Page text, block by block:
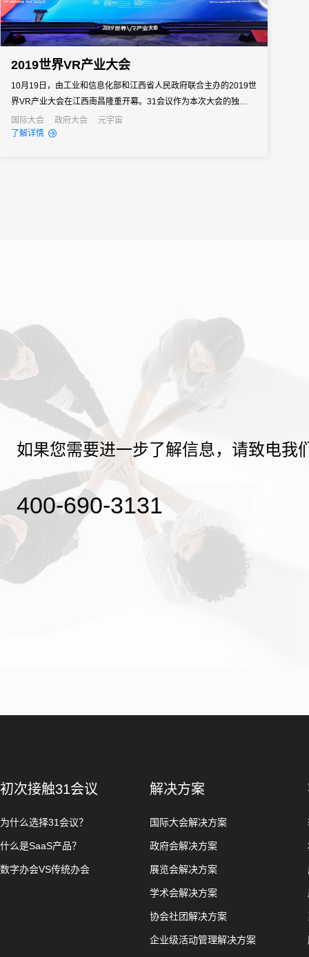
2019世界VR产业大会
10月19日，由工业和信息化部和江西省人民政府联合主办的2019世
界VR产业大会在江西南昌隆重开幕。31会议作为本次大会的独家数
字会务支持单位，为大会提供了包含注册报名、智慧通知、接待管
理、签到管理等在内的会务全流程服务。
国际大会 政府大会
元宇宙
了解详情
如果您需要进一步了解信息，请致电我
400-690-3131
初次接触31会议
为什么选择31会议？
什么是SaaS产品？
数字办会VS传统办会
解决方案
国际大会解决方案
政府会解决方案
展览会解决方案
学术会解决方案
协会社团解决方案
企业级活动管理解决方案